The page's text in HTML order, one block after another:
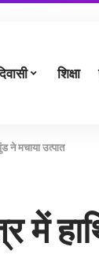
शिक्षा
ने मचाया उत्पात
में